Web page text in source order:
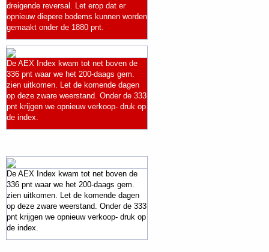
dreigende reversal. Let erop dat er
opnieuw diepere bodems kunnen worden
gemaakt onder de 1880 pnt.
De AEX Index kwam tot net boven de
336 pnt waar we het 200-daags gem.
zien uitkomen. Let de komende dagen
op deze zware weerstand. Onder de 333
pnt krijgen we opnieuw verkoop- druk op
de index.
De AEX Index kwam tot net boven de
336 pnt waar we het 200-daags gem.
zien uitkomen. Let de komende dagen
op deze zware weerstand. Onder de 333
pnt krijgen we opnieuw verkoop- druk op
de index.